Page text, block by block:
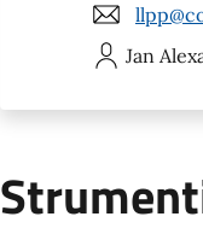
Jan